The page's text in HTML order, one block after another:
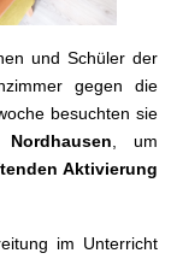
und Schüler der
gegen die
besuchten sie
Nordhausen , um
Aktivierung
im Unterricht